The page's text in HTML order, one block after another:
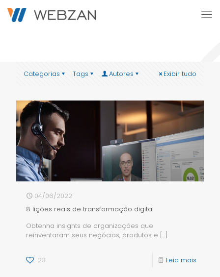
Categorias Tags Autores Exibir tudo
04/06/2022
8 lições reais de transformação digital
Obtenha insights de organizações que
reinventaram seus negócios, produtos e […]
23 Leia mais